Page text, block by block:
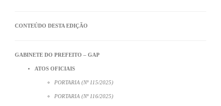
CONTEÚDO DESTA EDIÇÃO
GABINETE DO PREFEITO – GAP
ATOS OFICIAIS
PORTARIA (Nº 115/2025)
PORTARIA (Nº 116/2025)